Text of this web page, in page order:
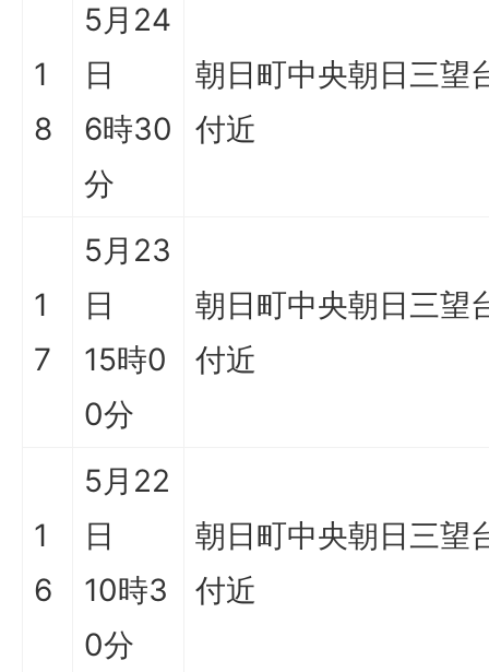
1
8
5月24
日
6時30
分
朝日町中央朝日三望
付近
1
7
5月23
日
15時0
0分
朝日町中央朝日三望
付近
1
6
5月22
日
10時3
0分
朝日町中央朝日三望
付近